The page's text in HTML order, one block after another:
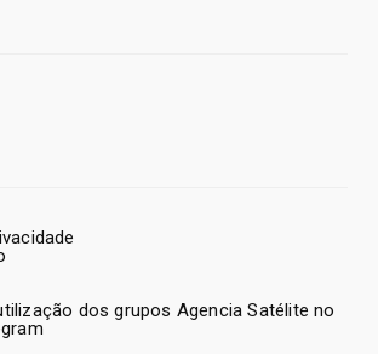
dos grupos Agencia Satélite no